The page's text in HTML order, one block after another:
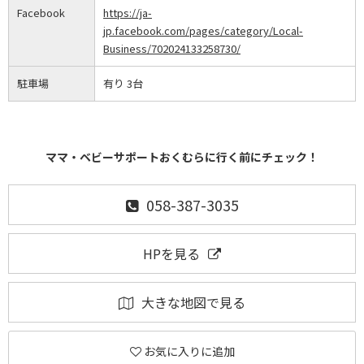
Facebook
https://ja-
jp.facebook.com/pages/category/Local-
Business/702024133258730/
駐車場 有り 3台
ママ・ベビーサポートおくむらに行く前にチェック！
058-387-3035
HPを見る
大きな地図で見る
お気に入りに追加